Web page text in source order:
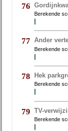
76
Berekende
77 Ander
Berekende
78 Hek
Berekende
79 TV-
Berekende